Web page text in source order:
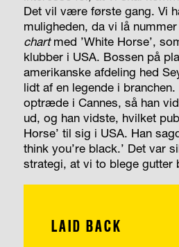
Det vil være første gang. Vi
muligheden, da vi lå
chartmed ’White Horse’,
klubber i USA. Bossen på
amerikanske afdeling hed
lidt af en legende i
optræde i Cannes, så han
ud, og han vidste, hvilket
Horse’ til sig i USA. Han
think you’re black.’ Det var
strategi, at vi to blege gutter
LAID BACK